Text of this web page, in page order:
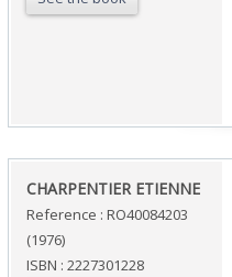
‎CHARPENTIER ETIENNE‎
Reference : RO40084203
(1976)
ISBN : 2227301228